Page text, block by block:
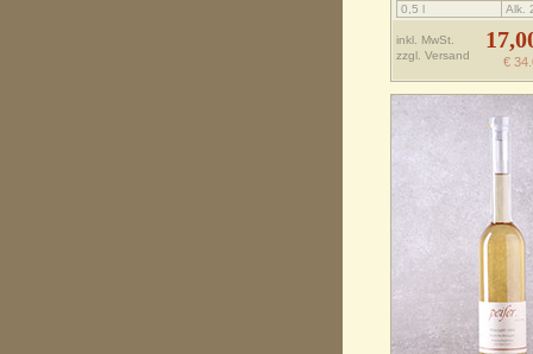
0,5 l Alk.
inkl. MwSt.
zzgl. Versand €